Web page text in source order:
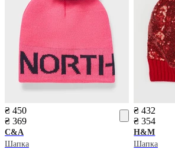
₴ 450
₴ 369
C&A
Шапка
₴ 432
₴ 354
H&M
Шапка